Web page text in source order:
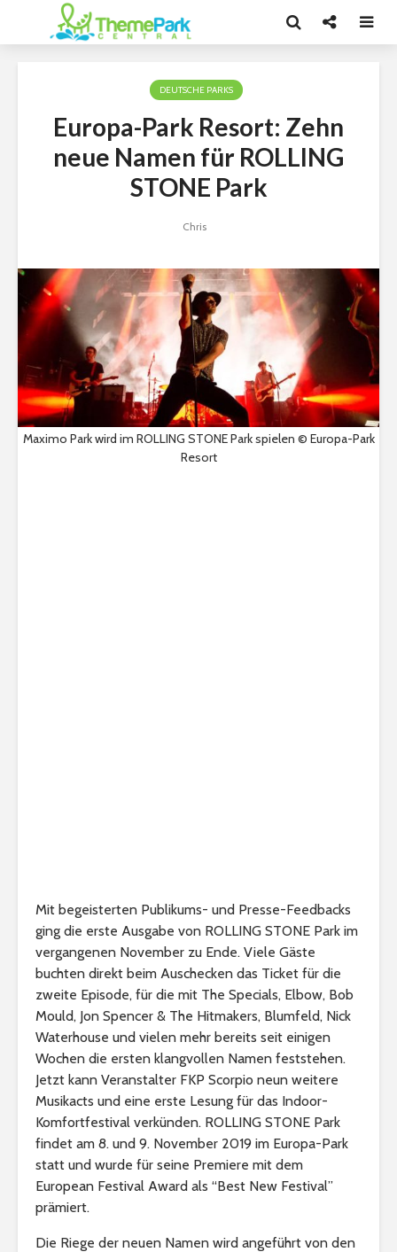
DEUTSCHE PARKS
Europa-Park Resort: Zehn
neue Namen für ROLLING
STONE Park
Chris
Maximo Park wird im ROLLING STONE Park spielen © Europa-Park
Resort
Mit begeisterten Publikums- und Presse-Feedbacks
ging die erste Ausgabe von ROLLING STONE Park im
vergangenen November zu Ende. Viele Gäste
buchten direkt beim Auschecken das Ticket für die
zweite Episode, für die mit The Specials, Elbow, Bob
Mould, Jon Spencer & The Hitmakers, Blumfeld, Nick
Waterhouse und vielen mehr bereits seit einigen
Wochen die ersten klangvollen Namen feststehen.
Jetzt kann Veranstalter FKP Scorpio neun weitere
Musikacts und eine erste Lesung für das Indoor-
Komfortfestival verkünden. ROLLING STONE Park
findet am 8. und 9. November 2019 im Europa-Park
statt und wurde für seine Premiere mit dem
European Festival Award als “Best New Festival”
prämiert.
Die Riege der neuen Namen wird angeführt von den